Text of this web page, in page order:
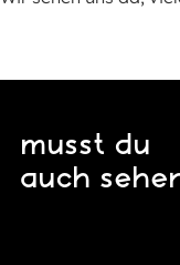
musst du
auch